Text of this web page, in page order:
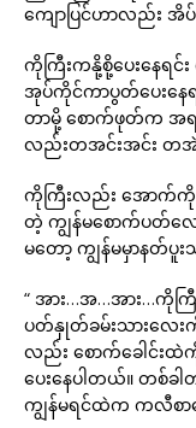
ကျောပြင်ဟာလည်း
ကိုကြီးကနို့စို့ပေးနေ
အုပ်ကိုင်ကာပွတ်ပေးနေ
တာမို့ စောက်ဖုတ်က အရ
လည်းတအင်းအင်း တအဲ
ကိုကြီးလည်း အောက်ကို
တဲ့ ကျွန်မစောက်ပတ်လေ
မတော့ ကျွန်မမှာနတ်
“ အား…အ…အား…ကိုက
ပတ်နှုတ်ခမ်းသားလေး
လည်း စောက်ခေါင်း
ပေးနေပါတယ်။ တစ်ခါ
ကျွန်မရင်ထဲက ကလီစာတွ